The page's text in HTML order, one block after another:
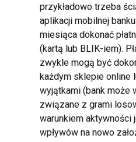
przykładowo trzeba
aplikacji mobilnej
miesiąca dokonać
(kartą lub BLIK-iem).
zwykle mogą być
każdym sklepie online
wyjątkami (bank może
związane z grami
warunkiem
wpływów na nowo